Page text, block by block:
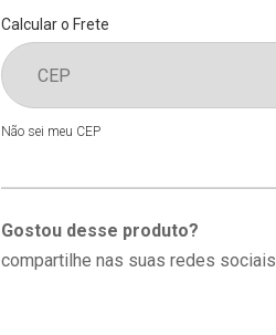
Calcular o Frete
Não sei meu CEP
Gostou desse produto?
compartilhe nas suas redes sociais